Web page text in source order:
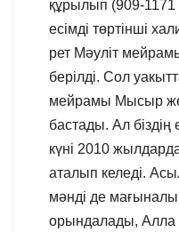
құрылып (909-
есімді төртінші
рет Мәуліт
берілді. Сол
мейрамы Мысыр
бастады. Ал біздің
күні 2010
аталып келеді.
мәнді де
орындалады, Алла